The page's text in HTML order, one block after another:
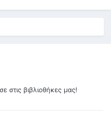
στις βιβλιοθήκες μας!